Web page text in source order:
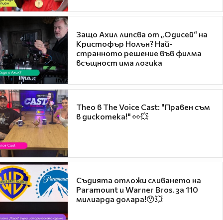
Защо Ахил липсва от „Одисей“ на
Кристофър Нолън? Най-
странното решение във филма
всъщност има логика
Theo в The Voice Cast: "Правен съм
в дискотека!" 👀💥
Съдията отложи сливането на
Paramount и Warner Bros. за 110
милиарда долара!😯💥